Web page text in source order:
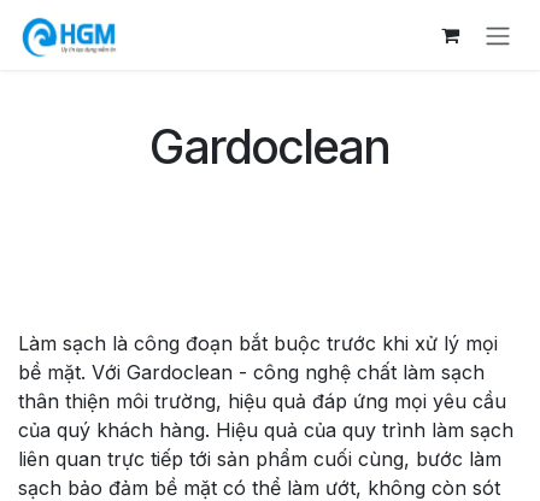
Bỏ qua để đến Nội dung
Gardoclean
Làm sạch là công đoạn bắt buộc trước khi xử lý mọi
bề mặt. Với Gardoclean - công nghệ chất làm sạch
thân thiện môi trường, hiệu quả đáp ứng mọi yêu cầu
của quý khách hàng. Hiệu quả của quy trình làm sạch
liên quan trực tiếp tới sản phẩm cuối cùng, bước làm
sạch bảo đảm bề mặt có thể làm ướt, không còn sót